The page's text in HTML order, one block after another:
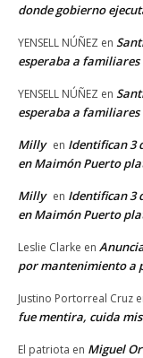
donde gobierno
YENSELL NÚÑEZ en
esperaba a familiares
YENSELL NÚÑEZ en
esperaba a familiares
Milly en Identifican 3
en Maimón Puerto
Milly en Identifican 3
en Maimón Puerto
Leslie Clarke en
por mantenimiento a
Justino Portorreal Cruz
fue mentira, cuida
El patriota en Miguel